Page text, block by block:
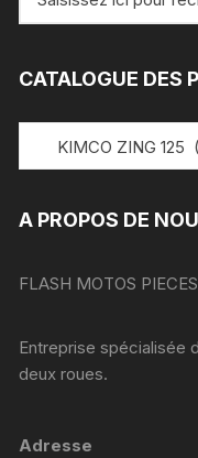
pour
CATALOGUE DES
KIMCO ZING 125
A PROPOS DE
FLASH MOTOS PIECES
Entreprise spécialisée
deux roues.
Adresse